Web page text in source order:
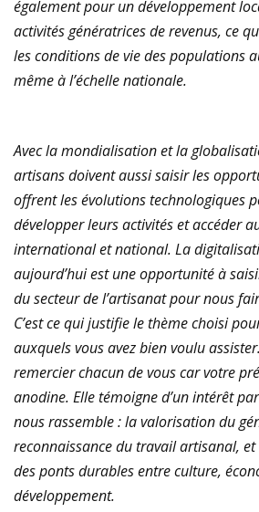
également pour un développement
activités génératrices de revenus, ce
les conditions de vie des populations
même à l’échelle nationale.
Avec la mondialisation et la
artisans doivent aussi saisir les
offrent les évolutions technologiques
développer leurs activités et accéder
international et national. La
aujourd’hui est une opportunité à
du secteur de l’artisanat pour nous
C’est ce qui justifie le thème choisi
auxquels vous avez bien voulu
remercier chacun de vous car votre
anodine. Elle témoigne d’un intérêt
nous rassemble : la valorisation du
reconnaissance du travail artisanal,
des ponts durables entre culture,
développement.